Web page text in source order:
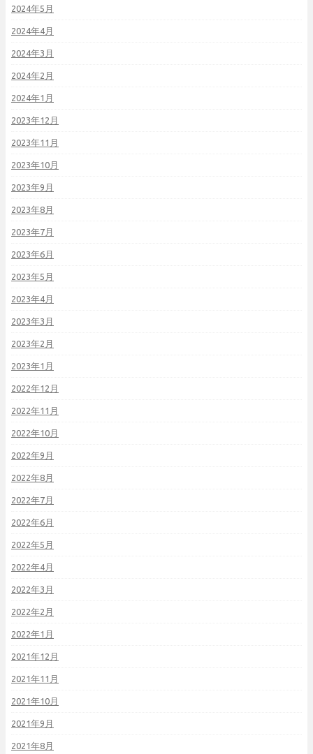
2024年5月
2024年4月
2024年3月
2024年2月
2024年1月
2023年12月
2023年11月
2023年10月
2023年9月
2023年8月
2023年7月
2023年6月
2023年5月
2023年4月
2023年3月
2023年2月
2023年1月
2022年12月
2022年11月
2022年10月
2022年9月
2022年8月
2022年7月
2022年6月
2022年5月
2022年4月
2022年3月
2022年2月
2022年1月
2021年12月
2021年11月
2021年10月
2021年9月
2021年8月